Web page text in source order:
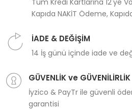
Tüm Kredi Kartlarına 12'ye
Kapıda NAKİT Ödeme,
İADE & DEĞİŞİM
14 İş günü içinde iade ve
GÜVENLİK ve GÜVENİLİRLİK
İyzico & PayTr ile güvenli
garantisi